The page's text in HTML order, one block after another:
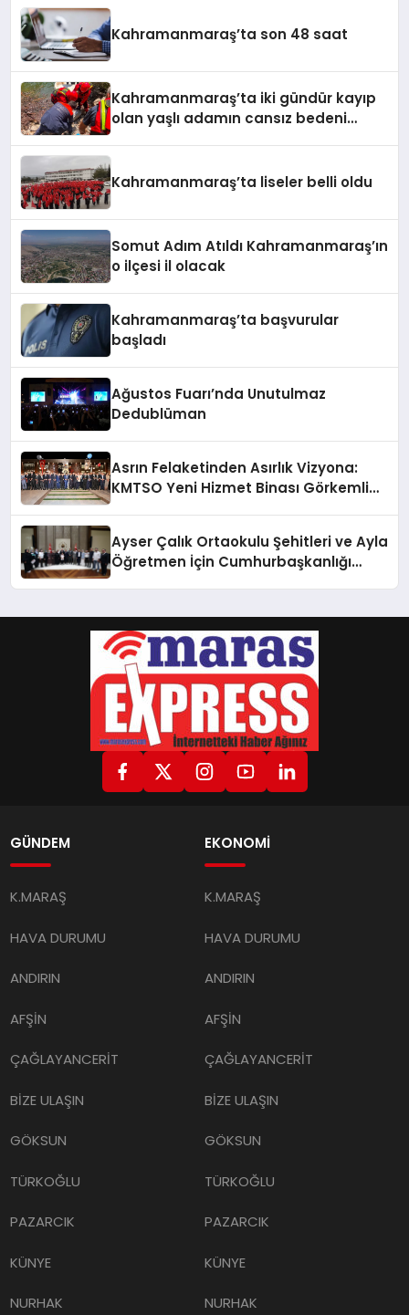
Kahramanmaraş’ta son 48 saat
Kahramanmaraş’ta iki gündür kayıp
olan yaşlı adamın cansız bedeni
Kahramanmaraş’ta liseler belli oldu
Somut Adım Atıldı Kahramanmaraş’ın
o ilçesi il olacak
Kahramanmaraş’ta başvurular
başladı
Ağustos Fuarı’nda Unutulmaz
Dedublüman
Asrın Felaketinden Asırlık Vizyona:
KMTSO Yeni Hizmet Binası Görkemli
Ayser Çalık Ortaokulu Şehitleri ve Ayla
Öğretmen İçin Cumhurbaşkanlığı
GÜNDEM
K.MARAŞ
HAVA DURUMU
ANDIRIN
AFŞİN
ÇAĞLAYANCERİT
BİZE ULAŞIN
GÖKSUN
TÜRKOĞLU
PAZARCIK
KÜNYE
NURHAK
EKONOMİ
K.MARAŞ
HAVA DURUMU
ANDIRIN
AFŞİN
ÇAĞLAYANCERİT
BİZE ULAŞIN
GÖKSUN
TÜRKOĞLU
PAZARCIK
KÜNYE
NURHAK